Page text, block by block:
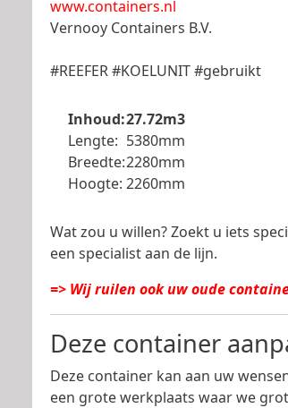
www.containers.nl
Vernooy Containers B.V.
#REEFER #KOELUNIT #gebruikt
Inhoud:27.72m3
Lengte: 5380mm
Breedte:2280mm
Hoogte: 2260mm
Wat zou u willen? Zoekt u iets
een specialist aan de lijn.
=> Wij ruilen ook uw oude
Deze container
Deze container kan aan uw
een grote werkplaats waar we